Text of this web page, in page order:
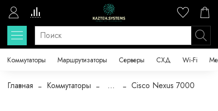
Коммутаторы Маршрутизаторы Серверы СХД Wi-Fi
Главная Коммутаторы ... Cisco Nexus 7000